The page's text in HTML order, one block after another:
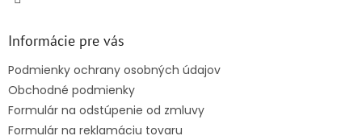
Informácie pre vás
Podmienky ochrany osobných údajov
Obchodné podmienky
Formulár na odstúpenie od zmluvy
Formulár na reklamáciu tovaru